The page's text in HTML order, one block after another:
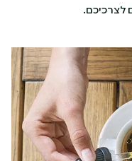
לצרכיכם.